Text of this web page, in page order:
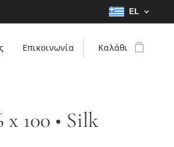
EL
Επικοινωνία Καλάθι
100 • Silk